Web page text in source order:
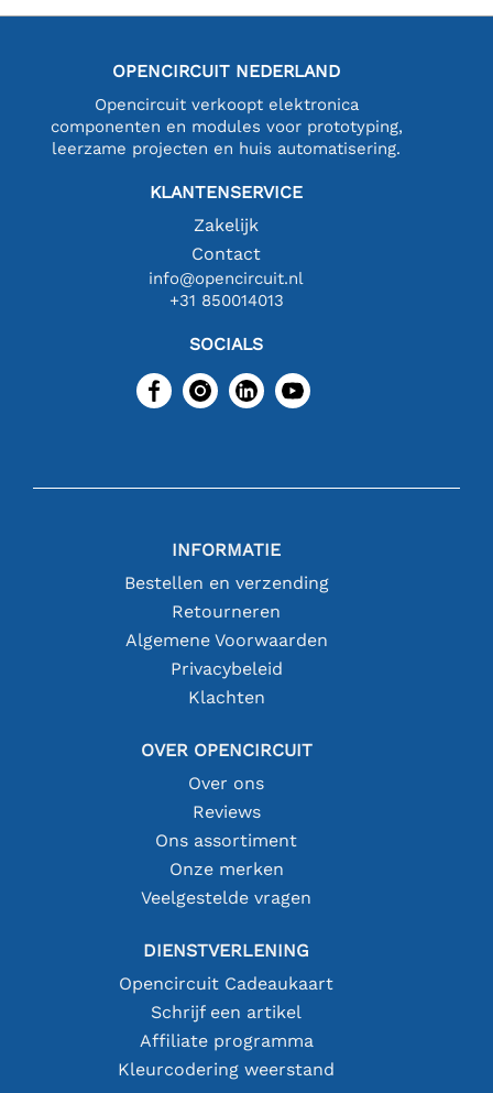
OPENCIRCUIT NEDERLAND
Opencircuit verkoopt elektronica
componenten en modules voor prototyping,
leerzame projecten en huis automatisering.
KLANTENSERVICE
Zakelijk
Contact
info@opencircuit.nl
+31 850014013
SOCIALS
INFORMATIE
Bestellen en verzending
Retourneren
Algemene Voorwaarden
Privacybeleid
Klachten
OVER OPENCIRCUIT
Over ons
Reviews
Ons assortiment
Onze merken
Veelgestelde vragen
DIENSTVERLENING
Opencircuit Cadeaukaart
Schrijf een artikel
Affiliate programma
Kleurcodering weerstand